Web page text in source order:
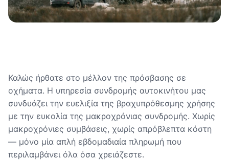
Καλώς ήρθατε στο μέλλον της πρόσβασης σε
οχήματα. Η υπηρεσία συνδρομής αυτοκινήτου μας
συνδυάζει την ευελιξία της βραχυπρόθεσμης χρήσης
με την ευκολία της μακροχρόνιας συνδρομής. Χωρίς
μακροχρόνιες συμβάσεις, χωρίς απρόβλεπτα κόστη
— μόνο μία απλή εβδομαδιαία πληρωμή που
περιλαμβάνει όλα όσα χρειάζεστε.